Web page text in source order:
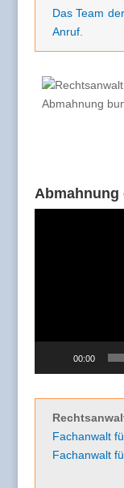
Das Team
Anruf.
Abmahnung
00:00
Fachanwalt
Fachanwalt